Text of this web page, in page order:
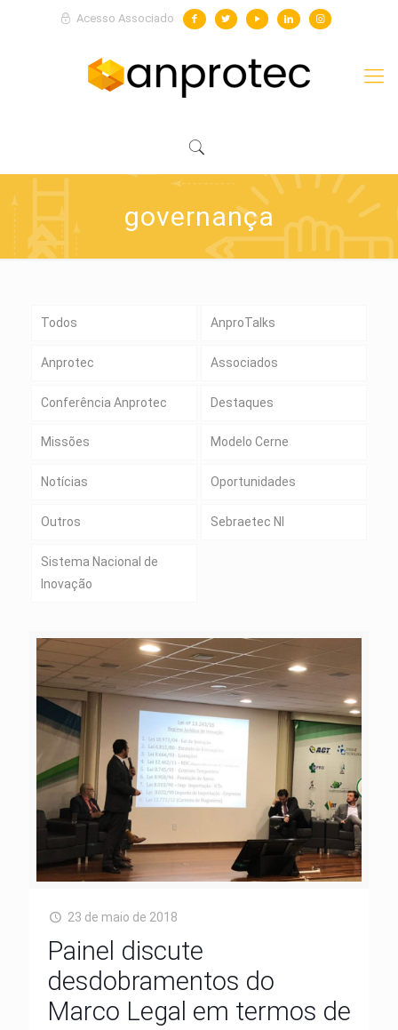
Acesso Associado
governança
Todos AnproTalks
Anprotec Associados
Conferência Anprotec Destaques
Missões Modelo Cerne
Notícias Oportunidades
Outros Sebraetec NI
Sistema Nacional de
Inovação
23 de maio de 2018
Painel discute
desdobramentos do
Marco Legal em termos de